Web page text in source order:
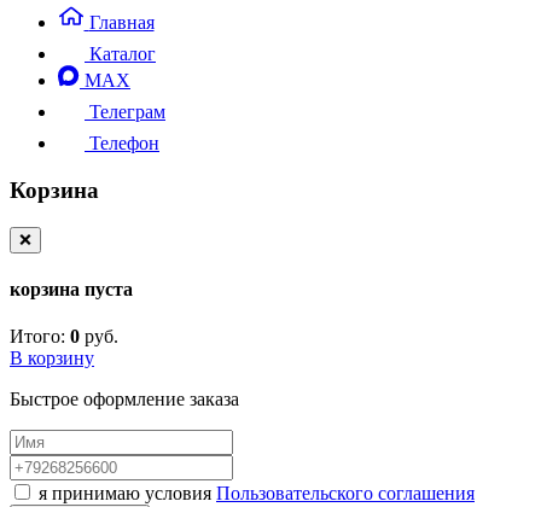
Главная
Каталог
MAX
Телеграм
Телефон
Корзина
❌
корзина пуста
Итого: 0 руб.
В корзину
Быстрое оформление заказа
я принимаю условия Пользовательского соглашения